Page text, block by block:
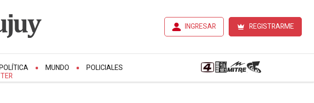
INGRESAR REGISTRARME
MUNDO
POLICIALES